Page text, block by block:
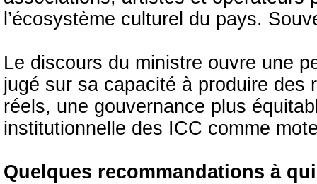
l’écosystème culturel du pays.
Le discours du ministre ouvre une
jugé sur sa capacité à produire des
réels, une gouvernance plus
institutionnelle des ICC comme
Quelques recommandations à